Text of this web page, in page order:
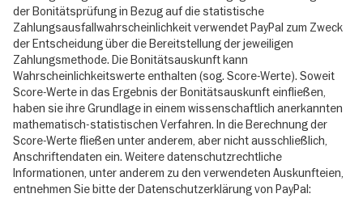
der Bonitätsprüfung in Bezug auf die statistische
Zahlungsausfallwahrscheinlichkeit verwendet PayPal zum Zweck
der Entscheidung über die Bereitstellung der jeweiligen
Zahlungsmethode. Die Bonitätsauskunft kann
Wahrscheinlichkeitswerte enthalten (sog. Score-Werte). Soweit
Score-Werte in das Ergebnis der Bonitätsauskunft einfließen,
haben sie ihre Grundlage in einem wissenschaftlich anerkannten
mathematisch-statistischen Verfahren. In die Berechnung der
Score-Werte fließen unter anderem, aber nicht ausschließlich,
Anschriftendaten ein. Weitere datenschutzrechtliche
Informationen, unter anderem zu den verwendeten Auskunfteien,
entnehmen Sie bitte der Datenschutzerklärung von PayPal: